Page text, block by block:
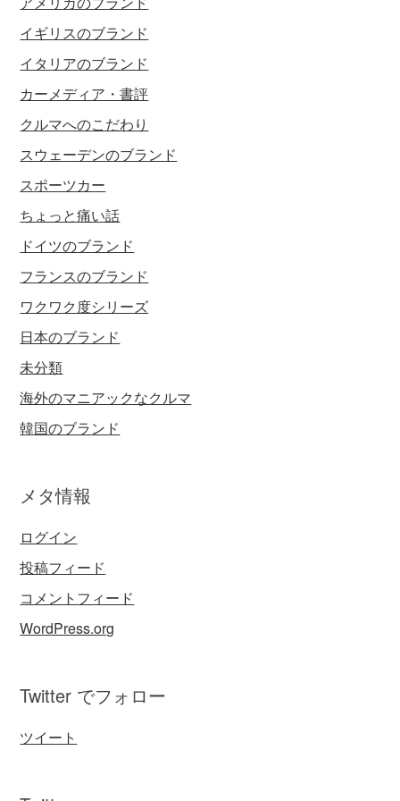
イギリスのブランド
イタリアのブランド
カーメディア・書評
クルマへのこだわり
スウェーデンのブランド
スポーツカー
ちょっと痛い話
ドイツのブランド
フランスのブランド
ワクワク度シリーズ
日本のブランド
未分類
海外のマニアックなクルマ
韓国のブランド
メタ情報
ログイン
投稿フィード
コメントフィード
WordPress.org
Twitter でフォロー
ツイート